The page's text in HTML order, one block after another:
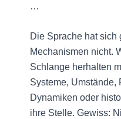
…
Die Sprache hat sich
Mechanismen nicht.
Schlange herhalten
Systeme, Umstände,
Dynamiken oder
ihre Stelle. Gewiss: